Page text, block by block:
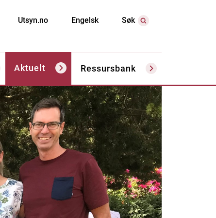
Utsyn.no Engelsk Søk
Aktuelt Ressursbank